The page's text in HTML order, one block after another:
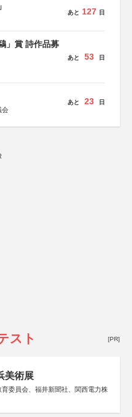
あと 127 日
」賞 詩作品募
あと 53 日
会
あと 23 日
スト [PR]
美術展
委員会、福井新聞社、関西電力株